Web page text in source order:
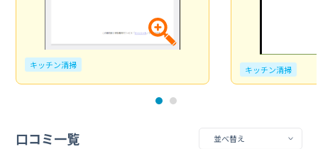
キッチン清掃 キッチン清掃
口コミ一覧